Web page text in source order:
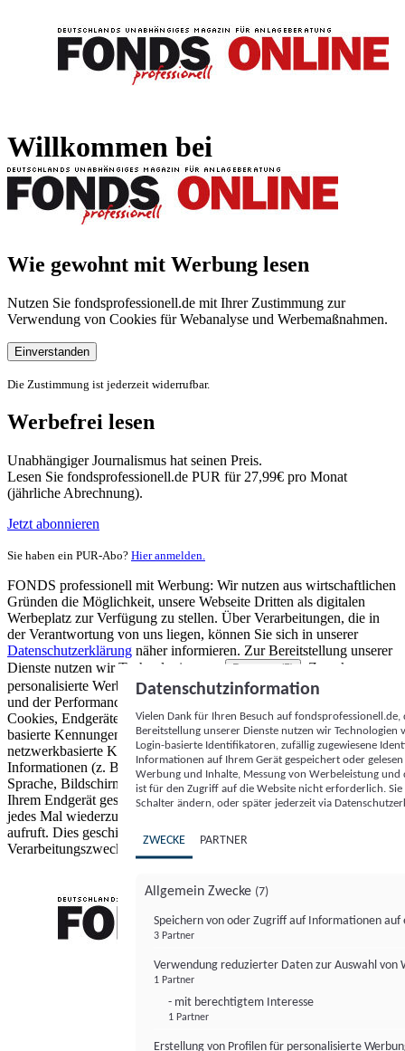
Willkommen bei
Wie gewohnt mit Werbung lesen
Nutzen Sie fondsprofessionell.de mit Ihrer Zustimmung zur
Verwendung von Cookies für Webanalyse und Werbemaßnahmen.
Einverstanden
Die Zustimmung ist jederzeit widerrufbar.
Werbefrei lesen
Unabhängiger Journalismus hat seinen Preis.
Lesen Sie fondsprofessionell.de PUR für 27,99€ pro Monat
(jährliche Abrechnung).
Jetzt abonnieren
Sie haben ein PUR-Abo? Hier anmelden.
FONDS professionell mit Werbung: Wir nutzen aus wirtschaftlichen
Gründen die Möglichkeit, unsere Webseite Dritten als digitalen
Werbeplatz zur Verfügung zu stellen. Über Verarbeitungen, die in
der Verantwortung von uns liegen, können Sie sich in unserer
Datenschutzerklärung näher informieren. Zur Bereitstellung unserer
Dienste nutzen wir Technologien von
Partnern (5)
. Zwecke:
personalisierte Werbung und Inhalte, Messung von Werbeleistung
und der Performance von Inhalten sowie Zielgruppenforschung.
Cookies, Endgeräte- oder ähnliche Online-Kennungen (z. B. login-
basierte Kennungen, zufällig generierte Kennungen,
netzwerkbasierte Kennungen) können zusammen mit anderen
Informationen (z. B. Browsertyp und Browserinformationen,
Sprache, Bildschirmgröße, unterstützte Technologien usw.) auf
Ihrem Endgerät gespeichert oder von dort ausgelesen werden, um es
jedes Mal wiederzuerkennen, wenn es eine App oder einer Webseite
aufruft. Dies geschieht für einen oder mehrere der hier aufgeführten
Verarbeitungszwecke.
Datenschutzinformation
Vielen Dank für Ihren Besuch auf
Bereitstellung unserer Dienste nutzen wir Technologien
Login-basierte Identifikatoren, zufällig zugewiesene
Informationen auf Ihrem Gerät gespeichert oder
Werbung und Inhalte, Messung von Werbeleistung
ist für den Zugriff auf die Website nicht erforderlich.
Schalter ändern, oder später jederzeit via
ZWECKE PARTNER
Allgemein Zwecke (7)
Speichern von oder Zugriff auf Informationen auf
3 Partner
Verwendung reduzierter Daten zur Auswahl von
1 Partner
- mit berechtigtem Interesse
1 Partner
Erstellung von Profilen für personalisierte
FONDS professionell